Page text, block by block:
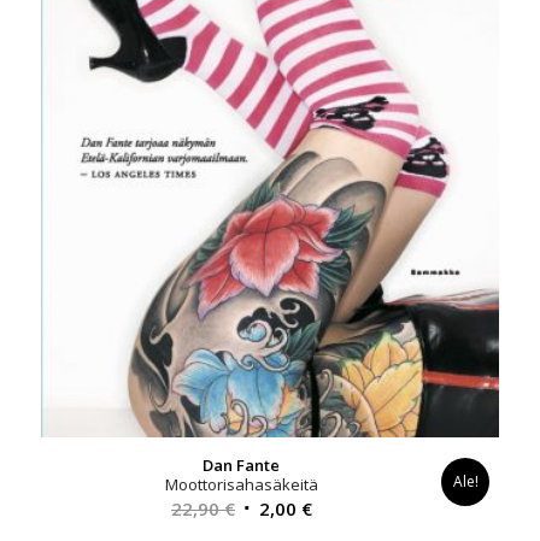
Dan Fante
Moottorisahasäkeitä
22,90€ Alkuperäinen
2,00 €Nykyinen
Ale!